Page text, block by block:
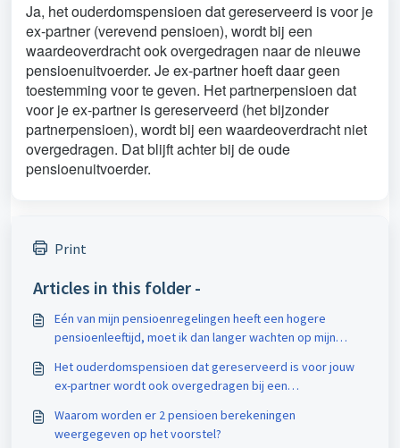
Ja, het ouderdomspensioen dat gereserveerd is voor je
ex-partner (verevend pensioen), wordt bij een
waardeoverdracht ook overgedragen naar de nieuwe
pensioenuitvoerder. Je ex-partner hoeft daar geen
toestemming voor te geven. Het partnerpensioen dat
voor je ex-partner is gereserveerd (het bijzonder
partnerpensioen), wordt bij een waardeoverdracht niet
overgedragen. Dat blijft achter bij de oude
pensioenuitvoerder.
Print
Articles in this folder -
Eén van mijn pensioenregelingen heeft een hogere
pensioenleeftijd, moet ik dan langer wachten op mijn
Het ouderdomspensioen dat gereserveerd is voor jouw
ex-partner wordt ook overgedragen bij een
Waarom worden er 2 pensioen berekeningen
weergegeven op het voorstel?